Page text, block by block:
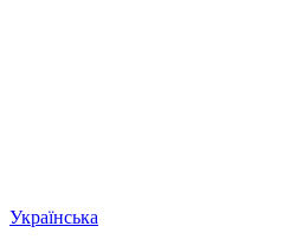
Українська